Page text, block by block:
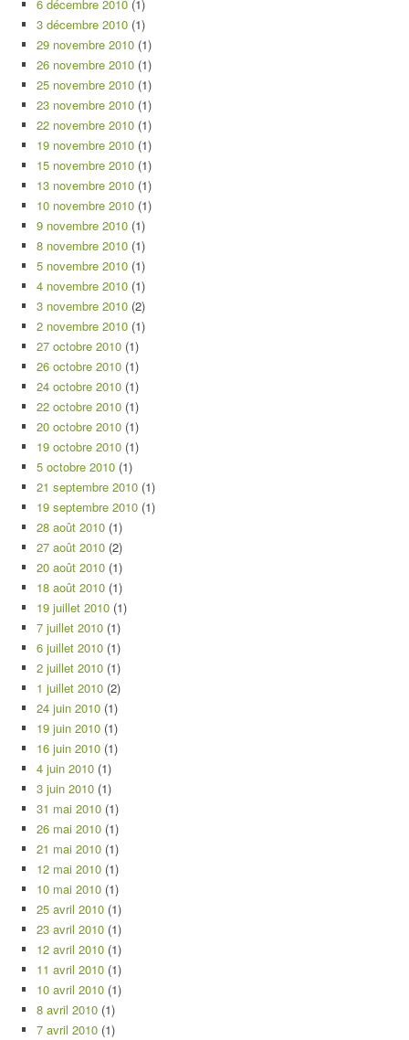
6 décembre 2010 (1)
3 décembre 2010 (1)
29 novembre 2010 (1)
26 novembre 2010 (1)
25 novembre 2010 (1)
23 novembre 2010 (1)
22 novembre 2010 (1)
19 novembre 2010 (1)
15 novembre 2010 (1)
13 novembre 2010 (1)
10 novembre 2010 (1)
9 novembre 2010 (1)
8 novembre 2010 (1)
5 novembre 2010 (1)
4 novembre 2010 (1)
3 novembre 2010 (2)
2 novembre 2010 (1)
27 octobre 2010 (1)
26 octobre 2010 (1)
24 octobre 2010 (1)
22 octobre 2010 (1)
20 octobre 2010 (1)
19 octobre 2010 (1)
5 octobre 2010 (1)
21 septembre 2010 (1)
19 septembre 2010 (1)
28 août 2010 (1)
27 août 2010 (2)
20 août 2010 (1)
18 août 2010 (1)
19 juillet 2010 (1)
7 juillet 2010 (1)
6 juillet 2010 (1)
2 juillet 2010 (1)
1 juillet 2010 (2)
24 juin 2010 (1)
19 juin 2010 (1)
16 juin 2010 (1)
4 juin 2010 (1)
3 juin 2010 (1)
31 mai 2010 (1)
26 mai 2010 (1)
21 mai 2010 (1)
12 mai 2010 (1)
10 mai 2010 (1)
25 avril 2010 (1)
23 avril 2010 (1)
12 avril 2010 (1)
11 avril 2010 (1)
10 avril 2010 (1)
8 avril 2010 (1)
7 avril 2010 (1)